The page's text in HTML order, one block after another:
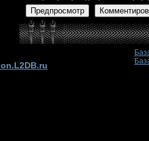
Предпросмотр